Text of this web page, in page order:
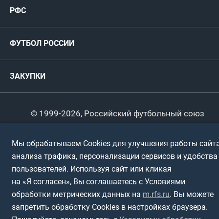
Футзал
Титулы и трофеи
Международные
Турниры клубов
РФС
Регионы
Документы
ФУТБОЛ РОССИИ
Пляжный
ПОДА-футбол
Футбольное двоеборье
Интерактивный
Любители
Дети
Ветераны
Спортсмены с ОВЗ
ЗАКУПКИ
© 1999-2026, Российский футбольный союз
Контактная информация
Политика обработки персональных данных
Использование информации
Полная версия сайта
Мы обрабатываем Cookies для улучшения работы
анализа трафика, персонализации сервисов и удобства
пользователей. Используя сайт или кликая
на «Я согласен», Вы соглашаетесь с Условиями
обработки метрических данных на m.rfs.ru. Вы можете
запретить обработку Cookies в настройках браузера.